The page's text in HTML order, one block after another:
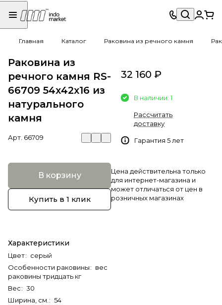
Главная Каталог Раковина из речного камня
Раковина из
речного камня RS-
66709 54х42х16 из
натурального
камня
Арт. 66709
В корзину
Купить в 1 клик
Характеристики
Цвет: серый
Особенности раковины: вес
раковины тридцать кг
Вес: 30
Ширина, см. : 54
32 160 ₽
В наличии: 1
Рассчитать
доставку
Гарантия 5 лет
Цена действительна только
для интернет-магазина и
может отличаться от цен в
розничных магазинах